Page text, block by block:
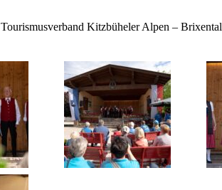
Tourismusverband Kitzbüheler Alpen – Brixental